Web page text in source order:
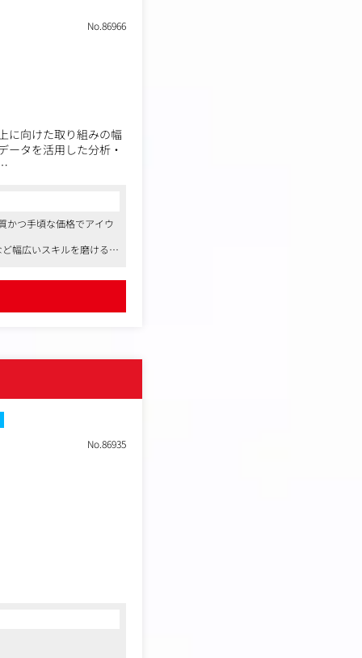
No.86966
に向けた取り組みの幅
ータを活用した分析・
貫して推進いただく
かつ手頃な価格でアイウ
幅広いスキルを磨ける環
No.86935